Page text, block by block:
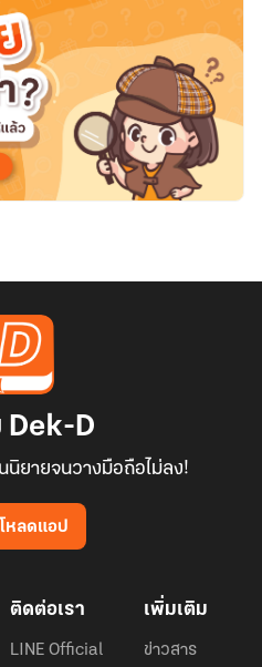
Dek-D
ยายจนวางมือถือไม่ลง!
หลดแอป
ติดต่อเรา
LINE Official
เพิ่มเติม
ข่าวสาร